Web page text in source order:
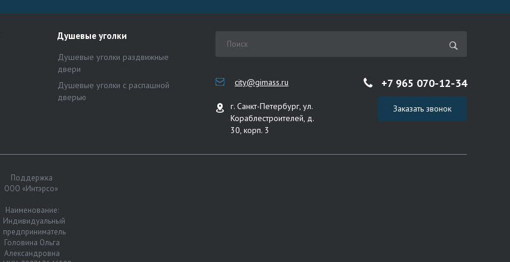
Душевые уголки
Душевые уголки раздвижные
двери
Душевые уголки с распашной
дверью
city@gimass.ru
г. Санкт-Петербург, ул.
Кораблестроителей, д.
30, корп. 3
+7 965 070-12-34
Заказать звонок
Поддержка
ООО «Интэрсо»
Наименование:
Индивидуальный
предприниматель
Головина Ольга
Александровна